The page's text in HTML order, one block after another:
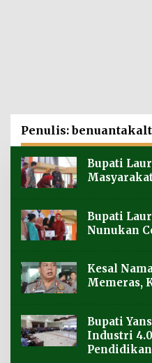
Penulis:
Bupati
Bupati
Nunukan
Kesal
Memeras,
Bupati
Industri
Pendidikan